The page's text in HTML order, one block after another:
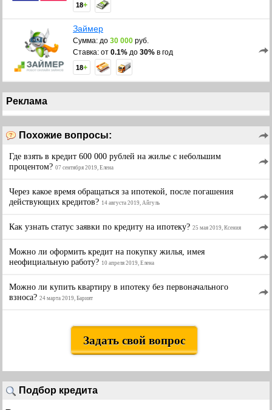
18+
Займер
Сумма: до 30 000 руб.
Ставка: от 0.1% до 30% в год
18+
Реклама
Похожие вопросы:
Где взять в кредит 600 000 рублей на жилье с небольшим
процентом? 07 сентября 2019, Елена
Через какое время обращаться за ипотекой, после погашения
действующих кредитов? 14 августа 2019, Айгуль
Как узнать статус заявки по кредиту на ипотеку? 25 мая 2019, Ксения
Можно ли оформить кредит на покупку жилья, имея
неофициальную работу? 10 апреля 2019, Елена
Можно ли купить квартиру в ипотеку без первоначального
взноса? 24 марта 2019, Барият
Задать свой вопрос
Подбор кредита